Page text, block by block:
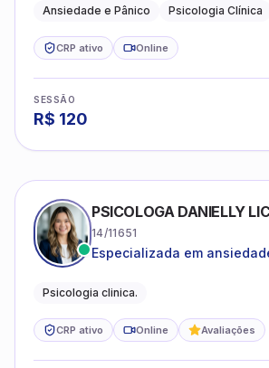
Ansiedade e Pânico
Psicologia Clínica
CRP ativo Online
SESSÃO
R$ 120
PSICOLOGA DANIELLY
14/11651
Especializada em
Psicologia clinica.
CRP ativo Online Avaliações